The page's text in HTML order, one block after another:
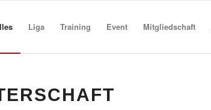
Liga Training Event Mitgliedschaft